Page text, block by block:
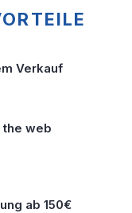
Verkauf
the web
ab 150€